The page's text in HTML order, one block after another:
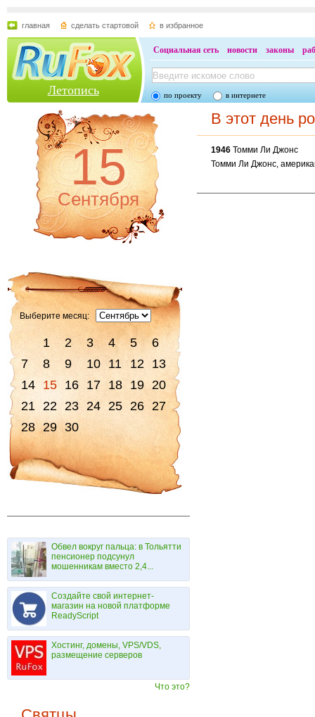
главная сделать стартовой в избранное
Летопись
Социальная сеть новости законы
по проекту в интернете
15
Сентября
Выберите месяц:
1 2 3 4 5
6
7
8 9 10 11 12 13
14 15 16 17 18 19 20
21 22 23 24 25 26 27
28 29 30
Обвел вокруг пальца: в Тольятти
пенсионер подсунул
мошенникам вместо 2,4...
Создайте свой интернет-
магазин на новой платформе
ReadyScript
Хостинг, домены, VPS/VDS,
размещение серверов
Что это?
В этот день
1946 Томми Ли Джонс
Томми Ли Джонс,